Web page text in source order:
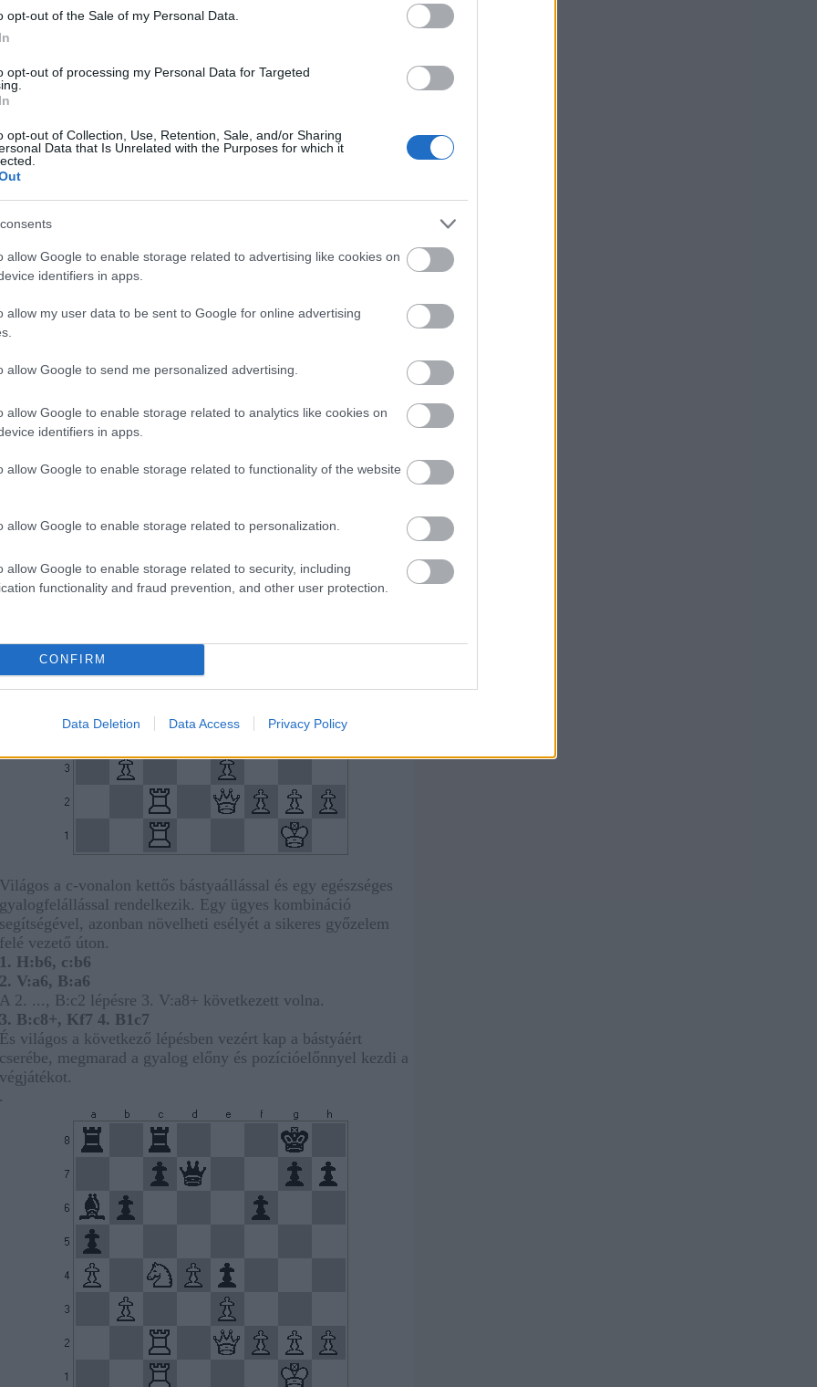
opt-out of the Sale of my Personal Data.
opt-out of processing my Personal Data for Targeted
opt-out of Collection, Use, Retention, Sale, and/or Sharing
Data that Is Unrelated with the Purposes for which it
allow Google to enable storage related to advertising like cookies on
identifiers in apps.
allow my user data to be sent to Google for online advertising
allow Google to send me personalized advertising.
allow Google to enable storage related to analytics like cookies on
identifiers in apps.
allow Google to enable storage related to functionality of the website
allow Google to enable storage related to personalization.
allow Google to enable storage related to security, including
functionality and fraud prevention, and other user protection.
CONFIRM
Data Deletion Data Access Privacy Policy
3. B:e7
A 3. Vf1 lépésre természetesen 3. ..., V:e6 lépés következett
3. ..., B:g2+ 4. Kh1, Bg1+
És a sötét bástya örökös sakkban tartja világos királyát.
.
Vannak kombinációk, amelyekkel a játszma nem ér véget, de
miközben megőrzi pozícióját a sakktáblán.
létre.
Világos a c-vonalon kettős bástyaállással és egy egészséges
gyalogfelállással rendelkezik. Egy ügyes kombináció
segítségével, azonban növelheti esélyét a sikeres győzelem
felé vezető úton.
1. H:b6, c:b6
2. V:a6, B:a6
A 2. ..., B:c2 lépésre 3. V:a8+ következett volna.
3. B:c8+, Kf7 4. B1c7
És világos a következő lépésben vezért kap a bástyáért
cserébe, megmarad a gyalog előny és pozícióelőnnyel kezdi a
végjátékot.
.